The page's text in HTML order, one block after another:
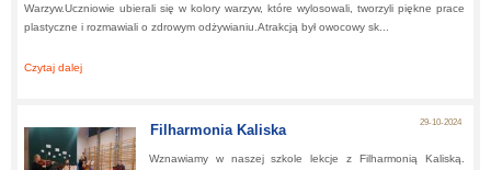
Warzyw.Uczniowie ubierali się w kolory warzyw, które wylosowali, tworzyli piękne prace
plastyczne i rozmawiali o zdrowym odżywianiu.Atrakcją był owocowy sk...
Czytaj dalej
29-10-2024
Filharmonia Kaliska
Wznawiamy w naszej szkole lekcje z Filharmonią Kaliską.